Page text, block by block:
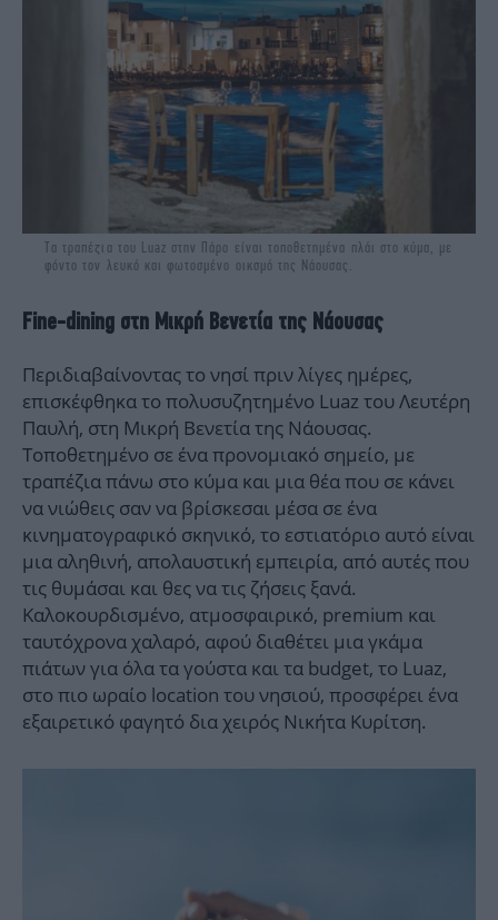
Τα τραπέζια του Luaz στην Πάρο είναι τοποθετημένα πλάι στο κύμα, με
φόντο τον λευκό και φωτοσμένο οικσμό της Νάουσας.
Fine-dining στη Μικρή Βενετία της Νάουσας
Περιδιαβαίνοντας το νησί πριν λίγες ημέρες,
επισκέφθηκα το πολυσυζητημένο Luaz του Λευτέρη
Παυλή, στη Μικρή Βενετία της Νάουσας.
Τοποθετημένο σε ένα προνομιακό σημείο, με
τραπέζια πάνω στο κύμα και μια θέα που σε κάνει
να νιώθεις σαν να βρίσκεσαι μέσα σε ένα
κινηματογραφικό σκηνικό, το εστιατόριο αυτό είναι
μια αληθινή, απολαυστική εμπειρία, από αυτές που
τις θυμάσαι και θες να τις ζήσεις ξανά.
Καλοκουρδισμένο, ατμοσφαιρικό, premium και
ταυτόχρονα χαλαρό, αφού διαθέτει μια γκάμα
πιάτων για όλα τα γούστα και τα budget, το Luaz,
στο πιο ωραίο location του νησιού, προσφέρει ένα
εξαιρετικό φαγητό δια χειρός Νικήτα Κυρίτση.